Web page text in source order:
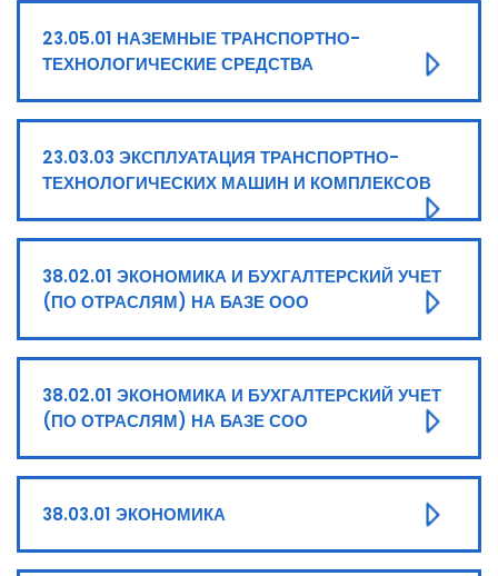
23.05.01 НАЗЕМНЫЕ ТРАНСПОРТНО-
ТЕХНОЛОГИЧЕСКИЕ СРЕДСТВА
23.03.03 ЭКСПЛУАТАЦИЯ ТРАНСПОРТНО-
ТЕХНОЛОГИЧЕСКИХ МАШИН И КОМПЛЕКСОВ
38.02.01 ЭКОНОМИКА И БУХГАЛТЕРСКИЙ УЧЕТ
(ПО ОТРАСЛЯМ) НА БАЗЕ ООО
38.02.01 ЭКОНОМИКА И БУХГАЛТЕРСКИЙ УЧЕТ
(ПО ОТРАСЛЯМ) НА БАЗЕ СОО
38.03.01 ЭКОНОМИКА